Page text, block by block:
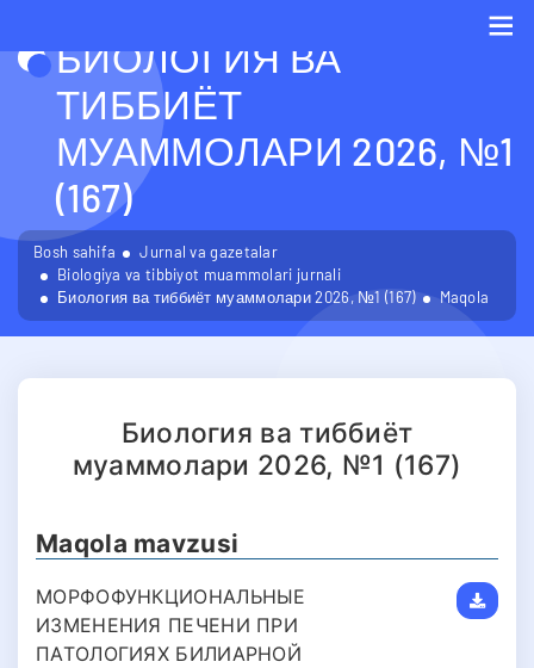
БИОЛОГИЯ ВА
ТИББИЁТ
МУАММОЛАРИ 2026, №1
(167)
Bosh sahifa
Jurnal va gazetalar
Biologiya va tibbiyot muammolari jurnali
Биология ва тиббиёт муаммолари 2026, №1 (167)
Maqola
Биология ва тиббиёт
муаммолари 2026, №1 (167)
Maqola mavzusi
МОРФОФУНКЦИОНАЛЬНЫЕ
ИЗМЕНЕНИЯ ПЕЧЕНИ ПРИ
ПАТОЛОГИЯХ БИЛИАРНОЙ